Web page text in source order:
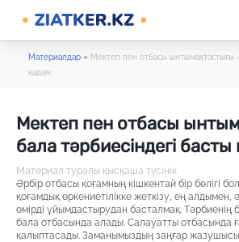
Материалдар ● Мектеп пен отбасы ынтымақтастығы -
қадам.
Мектеп пен отбасы
бала тәрбиесіндегі
Материал туралы қысқаша түсінік
Әрбір отбасы қоғамның кішкентай бір бөлігі
қоғамдық өркениетілікке жеткізу, ең алдымен,
өмірді ұйымдастырудан басталмақ. Тәрбиенің
бала отбасында алады. Салауатты отбасында
қалыптасады. Заманымыздың заңғар